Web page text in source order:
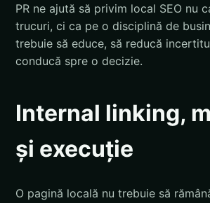
PR ne ajută să privim local SEO nu
trucuri, ci ca pe o disciplină de
trebuie să educe, să reducă
conducă spre o decizie.
Internal linking,
și execuție
O pagină locală nu trebuie să